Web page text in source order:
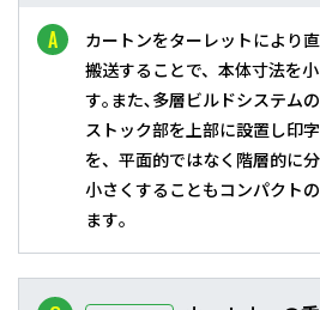
カートンをターレットにより
搬送することで、本体寸法を
す｡また､多層ビルドシステム
ストック部を上部に設置し印
を、平面的ではなく階層的に
小さくすることもコンパクト
ます｡